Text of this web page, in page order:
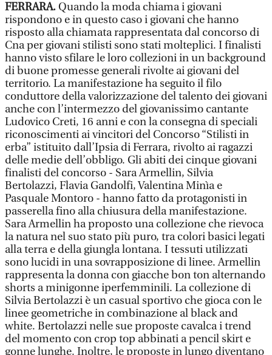
FERRARA. Quando la moda chiama i giovani
rispondono e in questo caso i giovani che hanno
risposto alla chiamata rappresentata dal concorso di
Cna per giovani stilisti sono stati molteplici. I finalisti
hanno visto sfilare le loro collezioni in un background
di buone promesse generali rivolte ai giovani del
territorio. La manifestazione ha seguito il filo
conduttore della valorizzazione del talento dei giovani
anche con l’intermezzo del giovanissimo cantante
Ludovico Creti, 16 anni e con la consegna di speciali
riconoscimenti ai vincitori del Concorso “Stilisti in
erba” istituito dall’Ipsia di Ferrara, rivolto ai ragazzi
delle medie dell’obbligo. Gli abiti dei cinque giovani
finalisti del concorso - Sara Armellin, Silvia
Bertolazzi, Flavia Gandolfi, Valentina Minìa e
Pasquale Montoro - hanno fatto da protagonisti in
passerella fino alla chiusura della manifestazione.
Sara Armellin ha proposto una collezione che rievoca
la natura nel suo stato più puro, tra colori basici legati
alla terra e della giungla lontana. I tessuti utilizzati
sono lucidi in una sovrapposizione di linee. Armellin
rappresenta la donna con giacche bon ton alternando
shorts a minigonne iperfemminili. La collezione di
Silvia Bertolazzi è un casual sportivo che gioca con le
linee geometriche in combinazione al black and
white. Bertolazzi nelle sue proposte cavalca i trend
del momento con crop top abbinati a pencil skirt e
gonne lunghe. Inoltre, le proposte in lungo diventano